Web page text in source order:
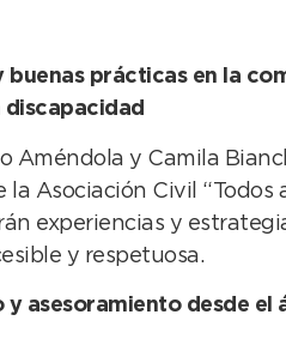
buenas prácticas en la
discapacidad
Améndola y Camila
Asociación Civil “Todos
experiencias y
y respetuosa.
asesoramiento desde el